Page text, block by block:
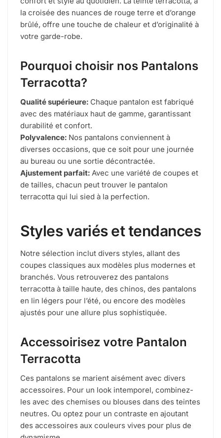
la croisée des nuances de rouge terre et d’orange
brûlé, offre une touche de chaleur et d’originalité à
votre garde-robe.
Pourquoi choisir nos Pantalons
Terracotta?
Qualité supérieure: Chaque pantalon est fabriqué
avec des matériaux haut de gamme, garantissant
durabilité et confort.
Polyvalence: Nos pantalons conviennent à
diverses occasions, que ce soit pour une journée
au bureau ou une sortie décontractée.
Ajustement parfait: Avec une variété de coupes et
de tailles, chacun peut trouver le pantalon
terracotta qui lui sied à la perfection.
Styles variés et tendances
Notre sélection inclut divers styles, allant des
coupes classiques aux modèles plus modernes et
branchés. Vous retrouverez des pantalons
terracotta à taille haute, des chinos, des pantalons
en lin légers pour l’été, ou encore des modèles
ajustés pour une allure plus sophistiquée.
Accessoirisez votre Pantalon
Terracotta
Ces pantalons se marient aisément avec divers
accessoires. Pour un look intemporel, combinez-
les avec des chemises ou blouses dans des teintes
neutres. Ou optez pour un contraste en ajoutant
des accessoires aux couleurs vives pour plus de